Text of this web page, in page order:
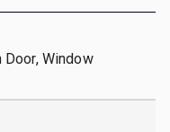
Door, Window